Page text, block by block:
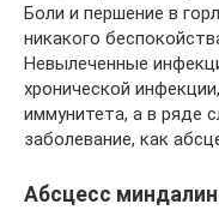
Боли и першение в
никакого
Невылеченные
хронической
иммунитета, а в ряде
заболевание, как
Абсцесс миндалин